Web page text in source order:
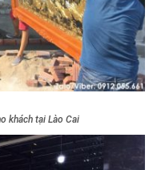
khách tại Lào Cai